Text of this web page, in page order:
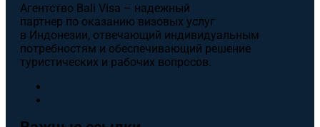
Агентство Bali Visa – надежный
партнер по оказанию визовых услуг
в Индонезии, отвечающий индивидуальным
потребностям и обеспечивающий решение
туристических и рабочих вопросов.